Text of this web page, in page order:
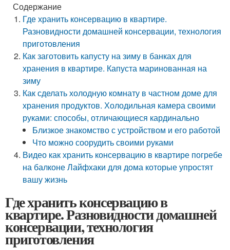
Содержание
Где хранить консервацию в квартире.
Разновидности домашней консервации, технология
приготовления
Как заготовить капусту на зиму в банках для
хранения в квартире. Капуста маринованная на
зиму
Как сделать холодную комнату в частном доме для
хранения продуктов. Холодильная камера своими
руками: способы, отличающиеся кардинально
Близкое знакомство с устройством и его работой
Что можно соорудить своими руками
Видео как хранить консервацию в квартире погребе
на балконе Лайфхаки для дома которые упростят
вашу жизнь
Где хранить консервацию в
квартире. Разновидности домашней
консервации, технология
приготовления